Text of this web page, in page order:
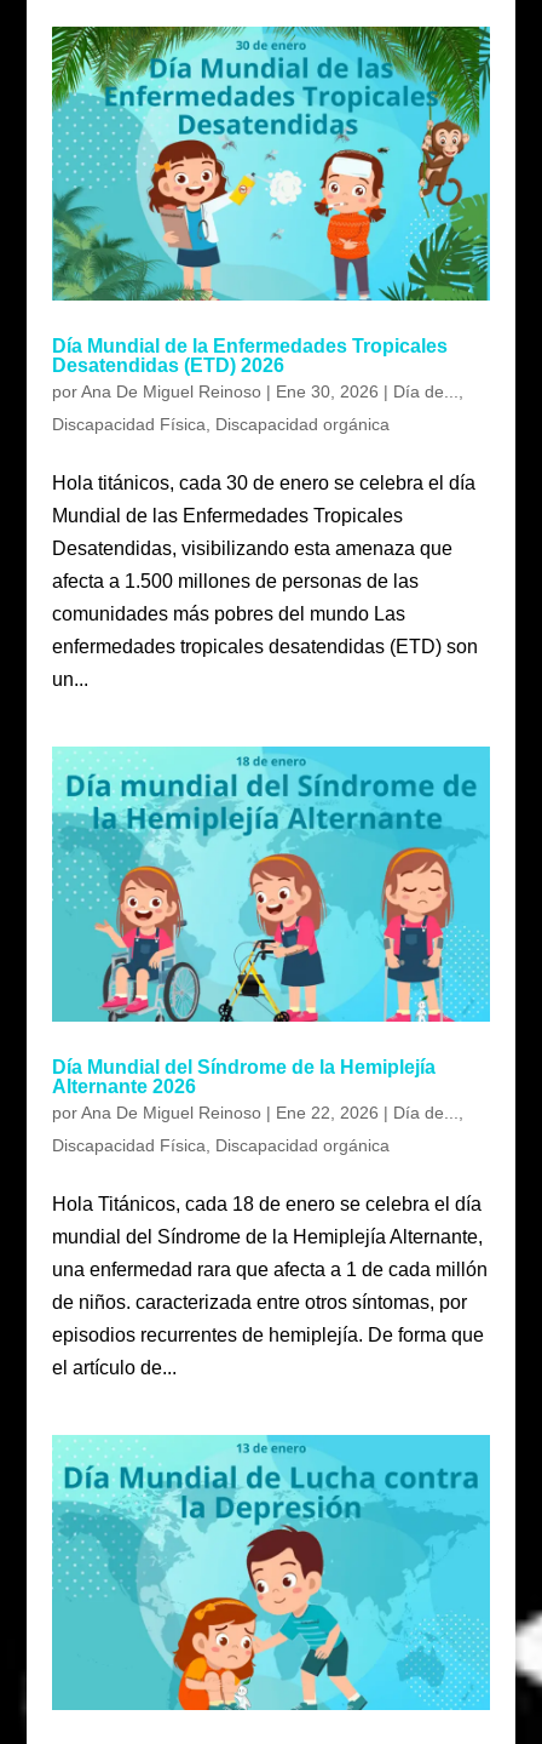
Día Mundial de la Enfermedades Tropicales
Desatendidas (ETD) 2026
porAna De Miguel Reinoso| Ene 30, 2026 | Día de...,
Discapacidad Física, Discapacidad orgánica
Hola titánicos, cada 30 de enero se celebra el día
Mundial de las Enfermedades Tropicales
Desatendidas, visibilizando esta amenaza que
afecta a 1.500 millones de personas de las
comunidades más pobres del mundo Las
enfermedades tropicales desatendidas (ETD) son
un...
Día Mundial del Síndrome de la Hemiplejía
Alternante 2026
porAna De Miguel Reinoso| Ene 22, 2026 | Día de...
Discapacidad Física
Discapacidad orgánica
Hola Titánicos, cada 18 de enero se celebra el día
mundial del Síndrome de la Hemiplejía Alternante,
una enfermedad rara que afecta a 1 de cada millón
de niños. caracterizada entre otros síntomas, por
episodios recurrentes de hemiplejía. De forma que
el artículo de...